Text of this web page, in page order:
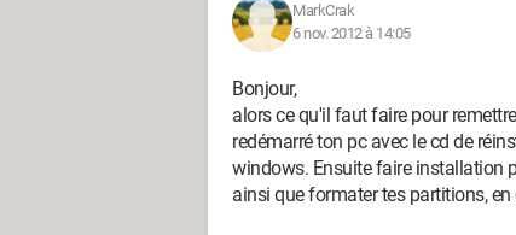
MarkCrak
6 nov. 2012 à 14:05
Bonjour,
alors ce qu'il faut faire pour
redémarré ton pc avec le cd de
windows. Ensuite faire installation
ainsi que formater tes partitions,